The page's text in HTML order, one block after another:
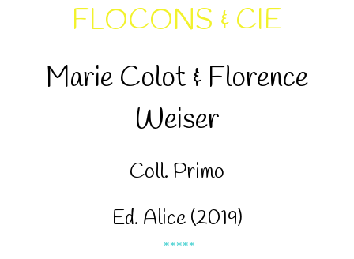
FLOCONS & CIE
Marie Colot & Florence
Weiser
Coll. Primo
Ed. Alice (2019)
*****